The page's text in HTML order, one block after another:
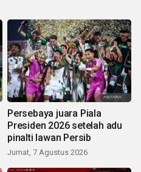
Persebaya juara Piala
Presiden 2026 setelah adu
pinalti lawan Persib
Jumat, 7 Agustus 2026